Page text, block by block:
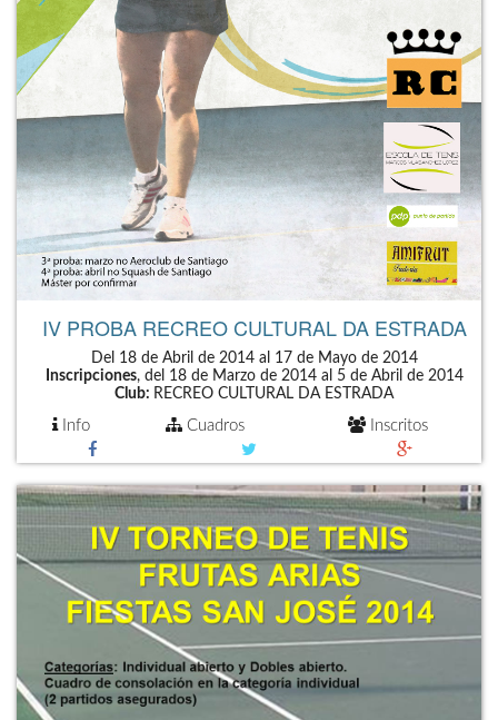
IV PROBA RECREO CULTURAL DA ESTRADA
Del 18 de Abril de 2014 al 17 de Mayo de 2014
Inscripciones, del 18 de Marzo de 2014 al 5 de Abril de 2014
Club: RECREO CULTURAL DA ESTRADA
Info Cuadros Inscritos